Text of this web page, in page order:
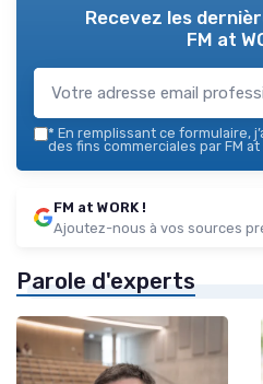
Recevez les
FM at
* En remplissant ce formulaire,
des fins commerciales par FM at
FM at WORK !
Ajoutez-nous à vos sources
Parole d'experts